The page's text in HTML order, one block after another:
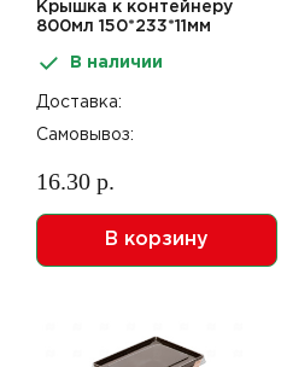
Крышка к контейнеру
800мл 150*233*11мм
800 50шт
В наличии
Доставка:
Самовывоз:
16.30 р.
В корзину